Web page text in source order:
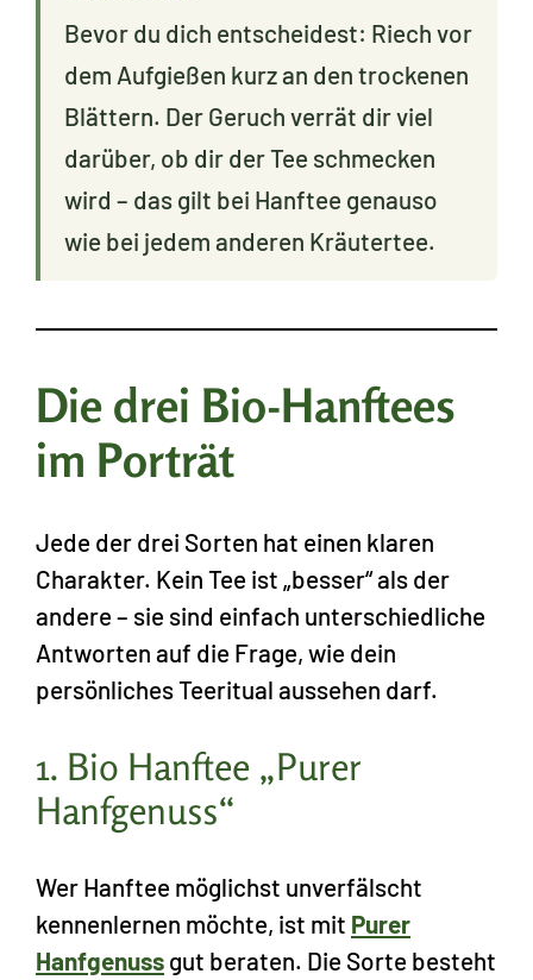
Bevor du dich entscheidest: Riech vor
dem Aufgießen kurz an den trockenen
Blättern. Der Geruch verrät dir viel
darüber, ob dir der Tee schmecken
wird – das gilt bei Hanftee genauso
wie bei jedem anderen Kräutertee.
Die drei Bio-Hanftees
im Porträt
Jede der drei Sorten hat einen klaren
Charakter. Kein Tee ist „besser“ als der
andere – sie sind einfach unterschiedliche
Antworten auf die Frage, wie dein
persönliches Teeritual aussehen darf.
1. Bio Hanftee „Purer
Hanfgenuss“
Wer Hanftee möglichst unverfälscht
kennenlernen möchte, ist mit Purer
Hanfgenuss gut beraten. Die Sorte besteht